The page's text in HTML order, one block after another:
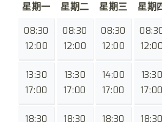
星期一 星期二 星期三 星期
08:30
12:00
08:30
12:00
08:30
12:00
12:00
13:30
17:00
13:30
17:00
14:00
17:00
13:30
17:00
18:30
18:30
18:30
18:30